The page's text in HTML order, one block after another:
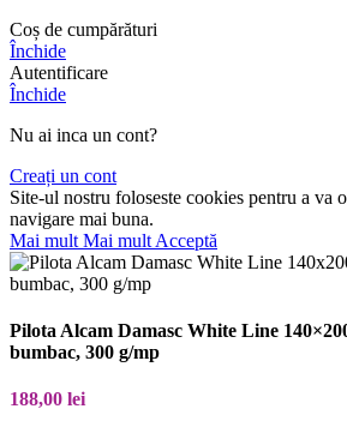
Coș de cumpărături
Închide
Autentificare
Închide
Nu ai inca un cont?
Creați un cont
Site-ul nostru foloseste cookies pentru a va
navigare mai buna.
Mai mult Mai mult Acceptă
Pilota Alcam Damasc White Line
bumbac, 300 g/mp
188,00 lei